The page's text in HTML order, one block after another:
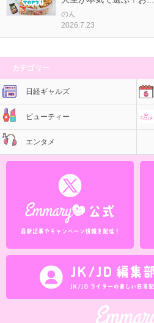
のん
2026.7.23
カテゴリー
日経ギャルズ
ビューティー
エンタメ